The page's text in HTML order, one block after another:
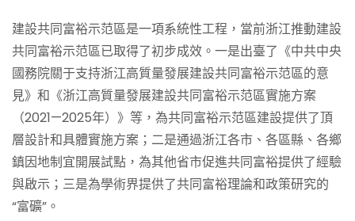
建設共同富裕示范區是一項系統性工程，當前浙江推動建設
共同富裕示范區已取得了初步成效。一是出臺了《中共中央
國務院關于支持浙江高質量發展建設共同富裕示范區的意
見》和《浙江高質量發展建設共同富裕示范區實施方案
（2021—2025年）》等，為共同富裕示范區建設提供了頂
層設計和具體實施方案；二是通過浙江各市、各區縣、各鄉
鎮因地制宜開展試點，為其他省市促進共同富裕提供了經驗
與啟示；三是為學術界提供了共同富裕理論和政策研究的
“富礦”。